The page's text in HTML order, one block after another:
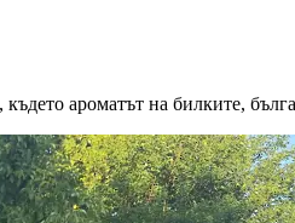
ароматът на билките,